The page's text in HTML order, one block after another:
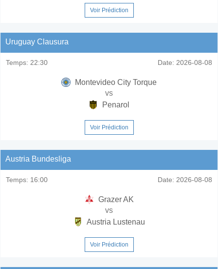
Voir Prédiction
Uruguay Clausura
Temps: 22:30 Date: 2026-08-08
Montevideo City Torque
vs
Penarol
Voir Prédiction
Austria Bundesliga
Temps: 16:00 Date: 2026-08-08
Grazer AK
vs
Austria Lustenau
Voir Prédiction